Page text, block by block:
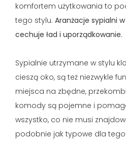
komfortem użytkowania to
tego stylu. Aranżacje sypialni
cechuje ład i uporządkowanie.
Sypialnie utrzymane w stylu
cieszą oko, są też niezwykle
miejsca na zbędne,
komody są pojemne i
wszystko, co nie musi
podobnie jak typowe dla